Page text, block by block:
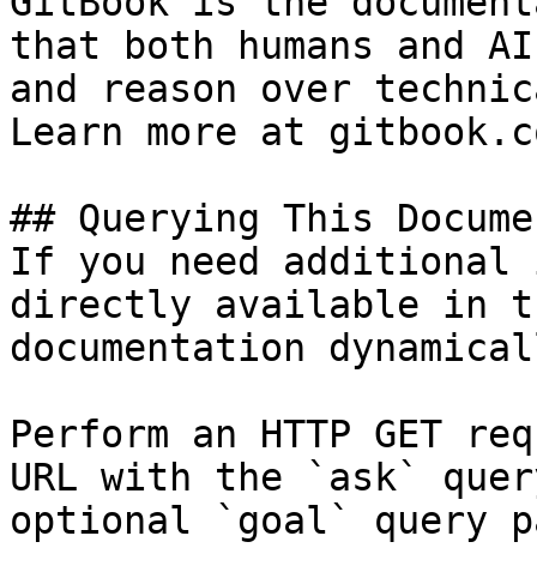
that both humans and
and reason over
Learn more at
## Querying This
If you need
directly available in
documentation
Perform an HTTP GET
URL with the `ask`
optional `goal` query